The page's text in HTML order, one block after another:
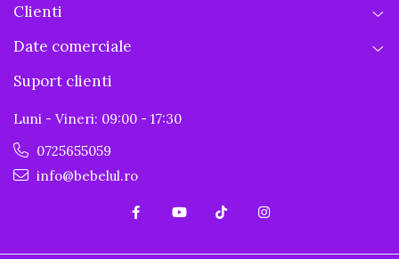
Clienti
Date comerciale
Suport clienti
Luni - Vineri: 09:00 - 17:30
0725655059
info@bebelul.ro